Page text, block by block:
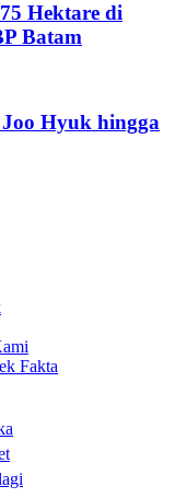
Hektare di
Batam
Hyuk hingga
Fakta